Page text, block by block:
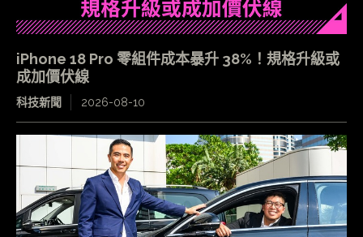
iPhone 18 Pro 零組件成本暴升 38%！規格升級或
成加價伏線
科技新聞 2026-08-10